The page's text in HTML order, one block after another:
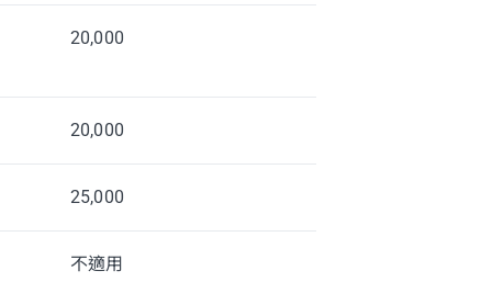
20,000
20,000
25,000
不適用